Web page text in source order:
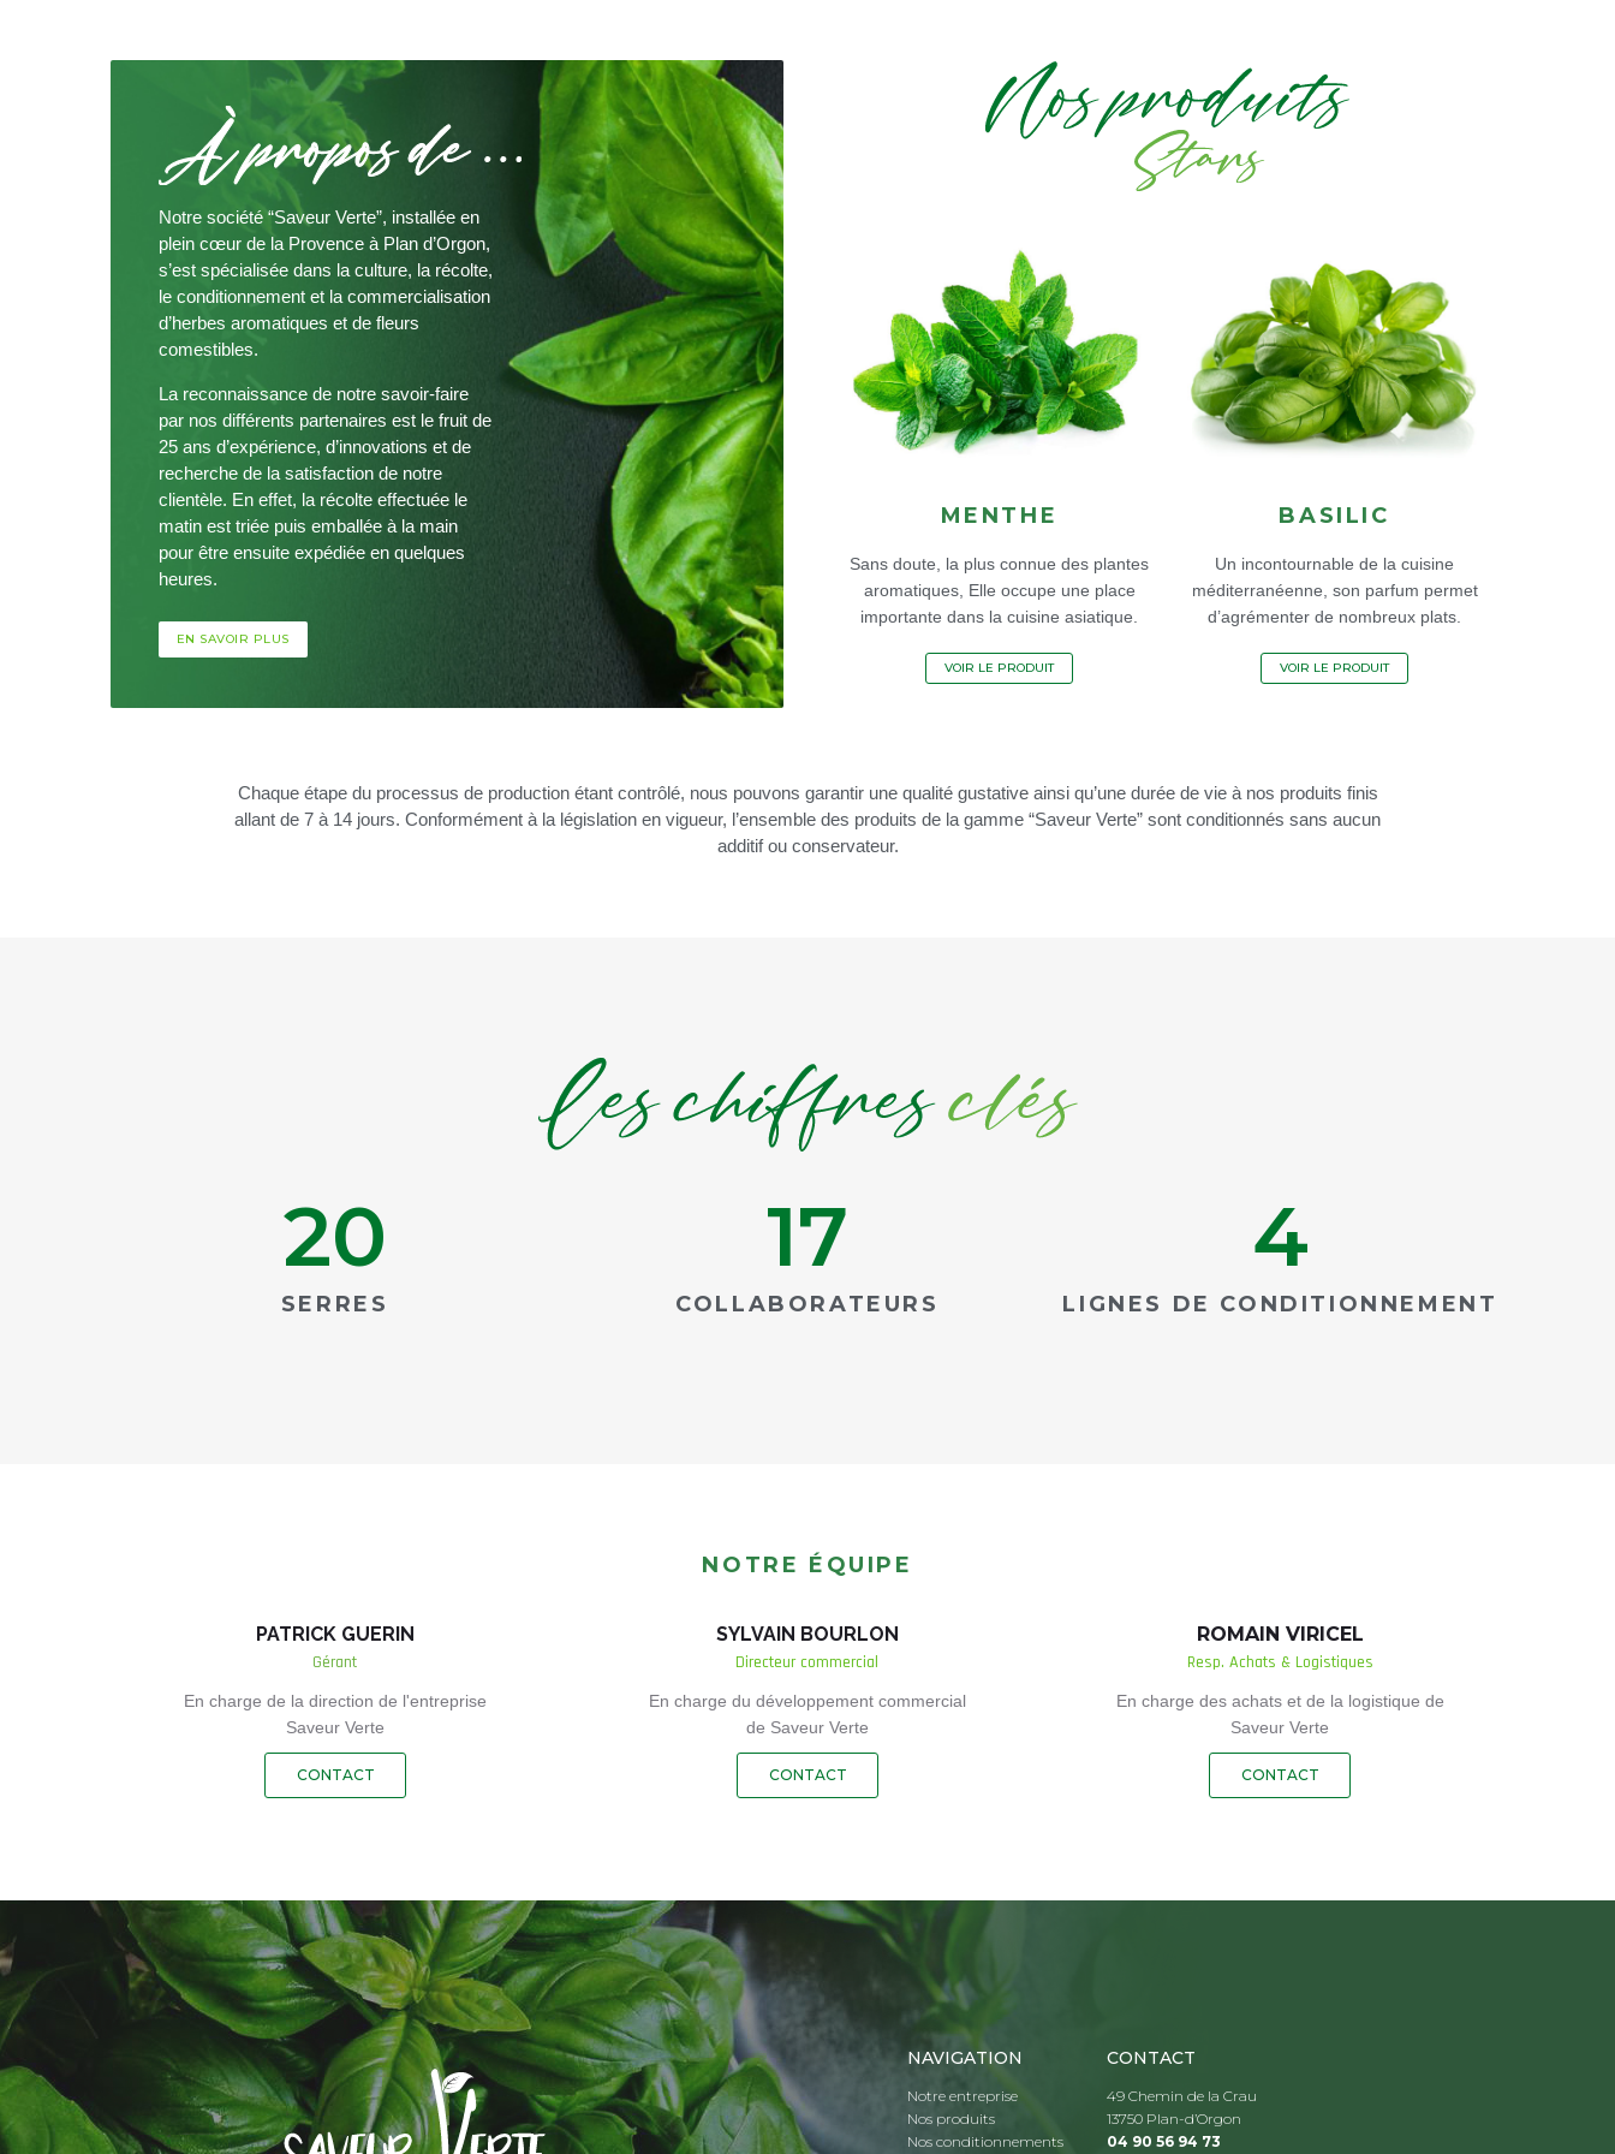
Notre société “Saveur Verte”, installée en
plein cœur de la Provence à Plan d’Orgon,
s’est spécialisée dans la culture, la récolte,
le conditionnement et la commercialisation
d’herbes aromatiques et de fleurs
comestibles.
La reconnaissance de notre savoir-faire
par nos différents partenaires est le fruit de
25 ans d’expérience, d’innovations et de
recherche de la satisfaction de notre
clientèle. En effet, la récolte effectuée le
matin est triée puis emballée à la main
pour être ensuite expédiée en quelques
heures.
EN SAVOIR PLUS
MENTHE
Sans doute, la plus connue des plantes
aromatiques, Elle occupe une place
importante dans la cuisine asiatique.
VOIR LE PRODUIT
BASILIC
Un incontournable de la cuisine
méditerranéenne, son parfum permet
d’agrémenter de nombreux plats.
VOIR LE PRODUIT
Chaque étape du processus de production étant contrôlé, nous pouvons garantir une qualité gustative ainsi qu’une durée de vie à nos produits finis
allant de 7 à 14 jours. Conformément à la législation en vigueur, l’ensemble des produits de la gamme “Saveur Verte” sont conditionnés sans aucun
additif ou conservateur.
20
SERRES
17
COLLABORATEURS
4
LIGNES DE CONDITIONNEMENT
NOTRE ÉQUIPE
PATRICK GUERIN
Gérant
En charge de la direction de l'entreprise
Saveur Verte
CONTACT
SYLVAIN BOURLON
Directeur commercial
En charge du développement commercial
de Saveur Verte
CONTACT
ROMAIN VIRICEL
Resp. Achats & Logistiques
En charge des achats et de la logistique de
Saveur Verte
CONTACT
NAVIGATION
Notre entreprise
Nos produits
Nos conditionnements
CONTACT
49 Chemin de la Crau
13750 Plan-d’Orgon
04 90 56 94 73